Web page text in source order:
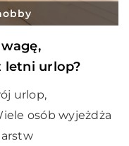
letni urlop?
urlop,
osób wyjeżdża